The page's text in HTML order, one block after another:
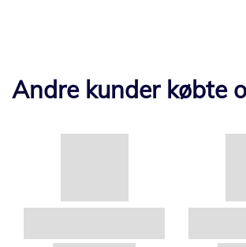
Andre kunder købte